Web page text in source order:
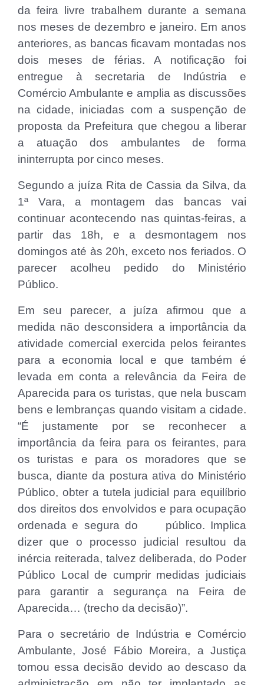
da feira livre trabalhem durante a semana
nos meses de dezembro e janeiro. Em anos
anteriores, as bancas ficavam montadas nos
dois meses de férias. A notificação foi
entregue à secretaria de Indústria e
Comércio Ambulante e amplia as discussões
na cidade, iniciadas com a suspenção de
proposta da Prefeitura que chegou a liberar
a atuação dos ambulantes de forma
ininterrupta por cinco meses.
Segundo a juíza Rita de Cassia da Silva, da
1ª Vara, a montagem das bancas vai
continuar acontecendo nas quintas-feiras, a
partir das 18h, e a desmontagem nos
domingos até às 20h, exceto nos feriados. O
parecer acolheu pedido do Ministério
Público.
Em seu parecer, a juíza afirmou que a
medida não desconsidera a importância da
atividade comercial exercida pelos feirantes
para a economia local e que também é
levada em conta a relevância da Feira de
Aparecida para os turistas, que nela buscam
bens e lembranças quando visitam a cidade.
“É justamente por se reconhecer a
importância da feira para os feirantes, para
os turistas e para os moradores que se
busca, diante da postura ativa do Ministério
Público, obter a tutela judicial para equilíbrio
dos direitos dos envolvidos e para ocupação
ordenada e segura do público. Implica
dizer que o processo judicial resultou da
inércia reiterada, talvez deliberada, do Poder
Público Local de cumprir medidas judiciais
para garantir a segurança na Feira de
Aparecida… (trecho da decisão)”.
Para o secretário de Indústria e Comércio
Ambulante, José Fábio Moreira, a Justiça
tomou essa decisão devido ao descaso da